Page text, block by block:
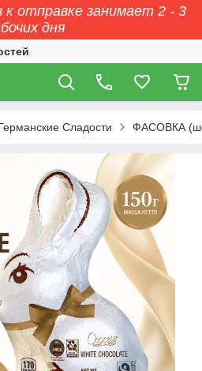
к отправке занимает 2 - 3
дня
Сладости ФАСОВКА